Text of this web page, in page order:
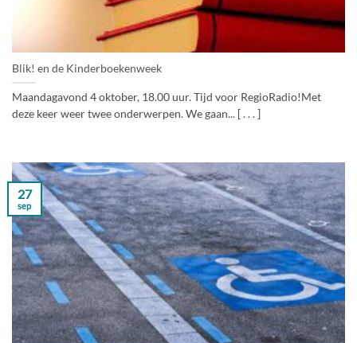
Blik! en de Kinderboekenweek
Maandagavond 4 oktober, 18.00 uur. Tijd voor RegioRadio!Met
deze keer weer twee onderwerpen. We gaan... [ . . . ]
27
sep